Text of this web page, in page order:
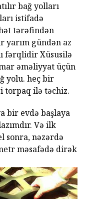
bağ yolları
istifadə
tərəfindən
gündən az
fərqlidir Xüsusilə
əməliyyat üçün
yolu. heç bir
torpaq ilə təchiz.
bir evdə başlaya
Və ilk
sonra, nəzərdə
məsafədə dirək